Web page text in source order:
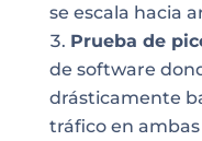
se escala hacia
Prueba de
de software
drásticamente
tráfico en